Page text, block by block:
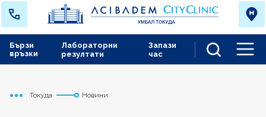
Лабораторни
резултати
Запази
час
Бързи
връзки
Начало
Токуда Новини